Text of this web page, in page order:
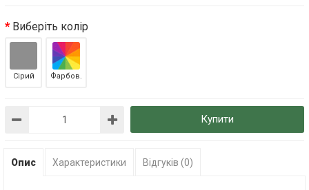
Виберіть колір
Сірий Фарбов.
Купити
Опис Характеристики Відгуків (0)